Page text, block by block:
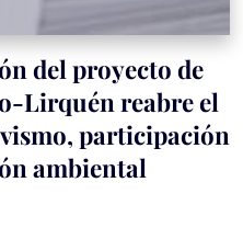
del proyecto de
Lirquén reabre el
participación
ambiental